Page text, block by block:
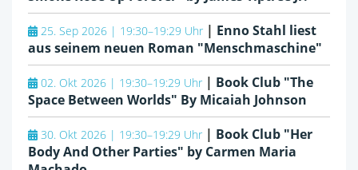
25. Sep 2026 | 19:30–19:29 Uhr | Enno Stahl liest
aus seinem neuen Roman "Menschmaschine"
02. Okt 2026 | 19:30–19:29 Uhr | Book Club "The
Space Between Worlds" By Micaiah Johnson
30. Okt 2026 | 19:30–19:29 Uhr | Book Club "Her
Body And Other Parties" by Carmen Maria